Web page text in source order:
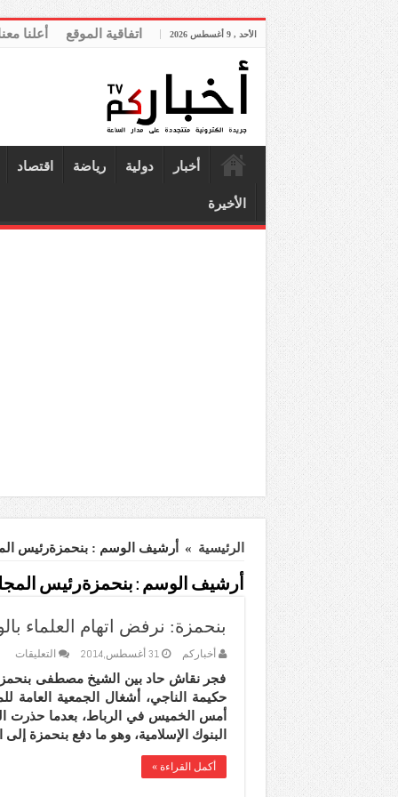
الأحد , 9 أغسطس 2026 اتفاقية الموقع أعلنا
أخبار دولية رياضة اقتصاد
الأخيرة
الرئيسية » أرشيف الوسم : بنحمزةرئيس
أرشيف الوسم : بنحمزةرئيس
بنحمزة: نرفض اتهام العلماء
أخباركم 31 أغسطس,2014 التعليقات
فجر نقاش حاد بين الشيخ مصطفى
حكيمة الناجي، أشغال الجمعية العامة
أمس الخميس في الرباط، بعدما حذرت
البنوك الإسلامية، وهو ما دفع بنحمزة
أكمل القراءة »